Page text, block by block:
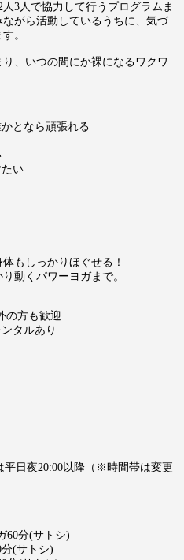
3人で協力して行うプログラムま
がら活動しているうちに、気づ
。
、いつの間にか裸になるワクワ
となら頑張れる
い
もしっかりほぐせる！
動くパワーヨガまで。
の方も歓迎
タルあり
平日夜20:00以降（※時間帯は変更
60分(サトシ)
分(サトシ)